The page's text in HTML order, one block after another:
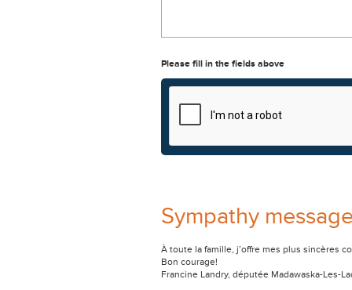
Please fill in the fields above
Sympathy
À toute la famille, j’offre mes plus sincères
Bon courage!
Francine Landry, députée Madawaska-Les-